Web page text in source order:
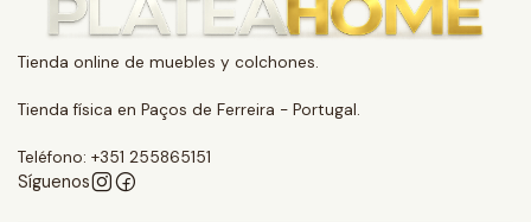
Tienda online de muebles y colchones.
Tienda física en Paços de Ferreira - Portugal.
Teléfono: +351 255865151
Síguenos